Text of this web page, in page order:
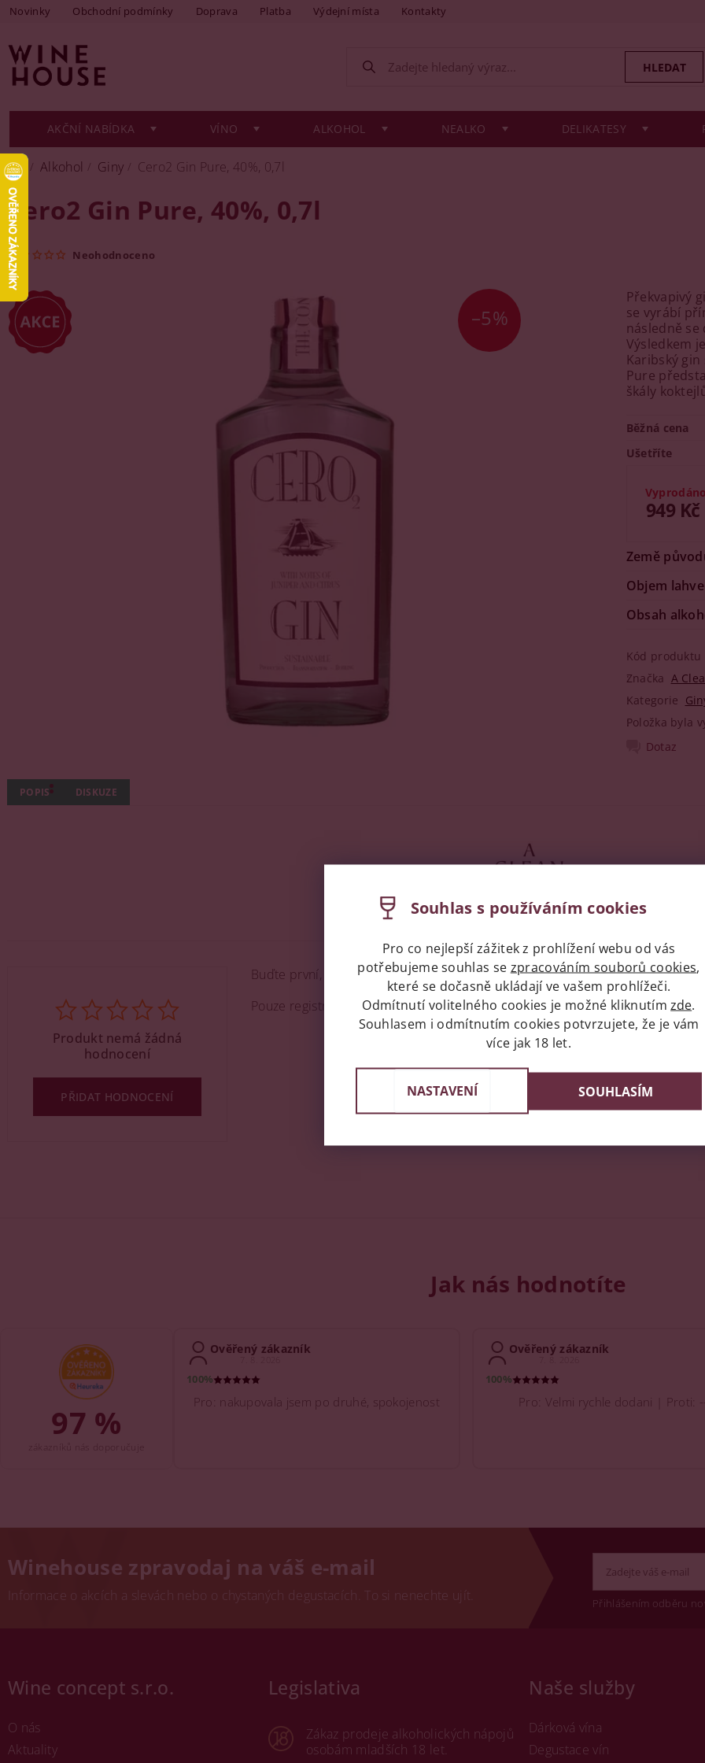
Novinky Obchodní podmínky Doprava Platba Výdejní místa Kontakty
AKČNÍ NABÍDKA VÍNO ALKOHOL NEALKO DELIKATESY
Alkohol Giny Cero2 Gin Pure, 40%, 0,7l
Cero2 Gin Pure, 40%, 0,7l
Neohodnoceno
–5%
Překvapivý
se vyrábí
následně
Výsledkem
Karibský
Pure
škály
Vyprodáno
Běžná cena
Ušetříte
949 Kč
Země
Objem lahve
Obsah
Kód produktu
Značka A
Kategorie
Položka byla
Dotaz
POPIS DISKUZE
Buďte první, kdo napíše příspěvek k této položce.
Pouze registrovaní uživatelé mohou vkládat příspěvky. Prosím přihlaste se
Produkt nemá žádná
hodnocení
PŘIDAT HODNOCENÍ
Jak nás hodnotíte
97 %
Ověřený zákazník
7. 8. 2026
100%
Pro: nakupovala jsem po druhé, spokojenost
Ověřený zákazník
7. 8. 2026
100%
Pro: Velmi rychle dodani | Proti: ---
Winehouse zpravodaj na váš e-mail
Informace o akcích a slevách nebo o chystaných degustacích. To si nenechte ujít. Přihlášením odběru
Wine concept s.r.o.
O nás
Aktuality
Legislativa
Zákaz prodeje alkoholických nápojů
osobám mladších 18 let.
Naše služby
Dárková vína
Degustace vín
Souhlas s používáním cookies
Pro co nejlepší zážitek z prohlížení webu od vás
potřebujeme souhlas se zpracováním souborů cookies,
které se dočasně ukládají ve vašem prohlížeči.
Odmítnutí volitelného cookies je možné kliknutímzde.
Souhlasem i odmítnutím cookies potvrzujete, že je vám
více jak 18 let.
NASTAVENÍ SOUHLASÍM